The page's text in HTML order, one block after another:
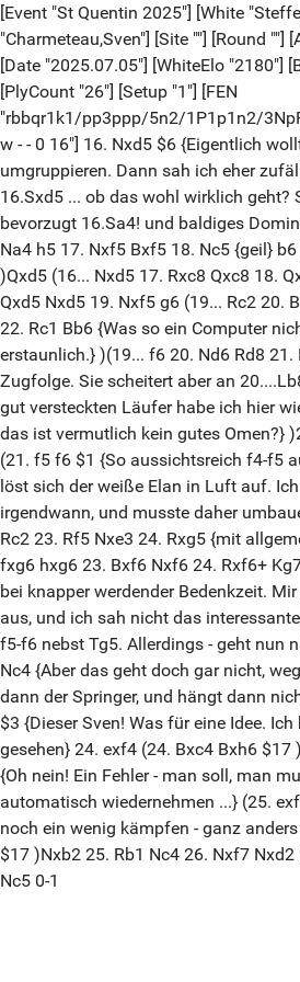
[Event "St Quentin 2025"] [White
"Charmeteau,Sven"] [Site ""] [Round ""]
[Date "2025.07.05"] [WhiteElo "2180"]
[PlyCount "26"] [Setup "1"] [FEN
"rbbqr1k1/pp3ppp/5n2/1P1p1n2/
w - - 0 16"] 16. Nxd5 $6 {Eigentlich
umgruppieren. Dann sah ich eher
16.Sxd5 ... ob das wohl wirklich geht?
bevorzugt 16.Sa4! und baldiges
Na4 h5 17. Nxf5 Bxf5 18. Nc5 {geil}
)Qxd5 (16... Nxd5 17. Rxc8 Qxc8 18.
Qxd5 Nxd5 19. Nxf5 g6 (19... Rc2 20.
22. Rc1 Bb6 {Was so ein Computer
erstaunlich.} )(19... f6 20. Nd6 Rd8
Zugfolge. Sie scheitert aber an
gut versteckten Läufer habe ich hier
das ist vermutlich kein gutes Omen?}
(21. f5 f6 $1 {So aussichtsreich f4-f5
löst sich der weiße Elan in Luft auf.
irgendwann, und musste daher
Rc2 23. Rf5 Nxe3 24. Rxg5 {mit
fxg6 hxg6 23. Bxf6 Nxf6 24. Rxf6+
bei knapper werdender Bedenkzeit.
aus, und ich sah nicht das
f5-f6 nebst Tg5. Allerdings - geht nun
Nc4 {Aber das geht doch gar nicht,
dann der Springer, und hängt dann
$3 {Dieser Sven! Was für eine Idee.
gesehen} 24. exf4 (24. Bxc4 Bxh6 $17
{Oh nein! Ein Fehler - man soll, man
automatisch wiedernehmen ...} (25.
noch ein wenig kämpfen - ganz
$17 )Nxb2 25. Rb1 Nc4 26. Nxf7
Nc5 0-1